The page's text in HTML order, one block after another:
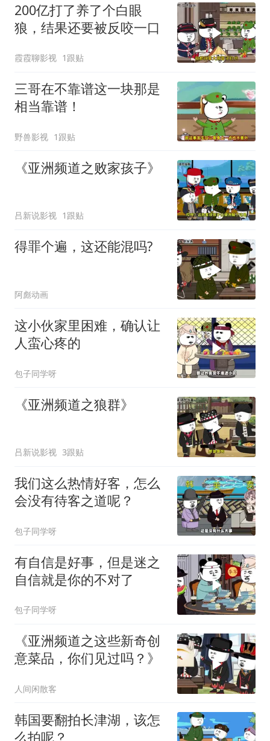
200亿打了养了个白眼
狼，结果还要被反咬一口
霞霞聊影视 1跟贴
三哥在不靠谱这一块那是
相当靠谱！
野兽影视 1跟贴
《亚洲频道之败家孩子》
吕新说影视 1跟贴
得罪个遍，这还能混吗?
阿彪动画
这小伙家里困难，确认让
人蛮心疼的
包子同学呀
《亚洲频道之狼群》
吕新说影视 3跟贴
我们这么热情好客，怎么
会没有待客之道呢？
包子同学呀
有自信是好事，但是迷之
自信就是你的不对了
包子同学呀
《亚洲频道之这些新奇创
意菜品，你们见过吗？》
人间闲散客
韩国要翻拍长津湖，该怎
么拍呢？